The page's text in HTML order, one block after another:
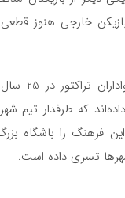
خارجی هنوز
وی تأکید
که طرفدار تیم
فرهنگ را باشگاه بزرگ
تسری داده است.